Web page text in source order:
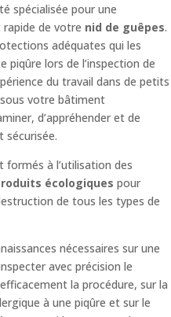
spécialisée pour une
de votre nid de guêpes.
adéquates qui les
lors de l’inspection de
du travail dans de petits
votre bâtiment
d’appréhender et de
à l’utilisation des
écologiques pour
de tous les types de
nécessaires sur une
avec précision le
la procédure, sur la
à une piqûre et sur le